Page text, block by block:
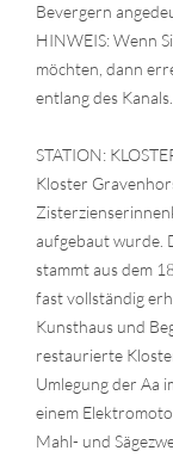
Bevergern
HINWEIS: Wenn
möchten, dann
entlang des Kanals.
STATION:
Kloster
aufgebaut wurde.
stammt aus dem
fast vollständig
Kunsthaus und
restaurierte
Umlegung der Aa
einem
Mahl- und